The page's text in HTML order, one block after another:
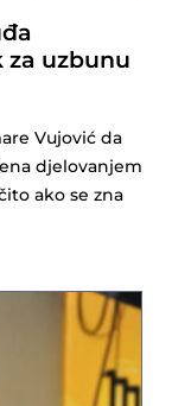
za uzbunu
Vujović da
djelovanjem
ako se zna